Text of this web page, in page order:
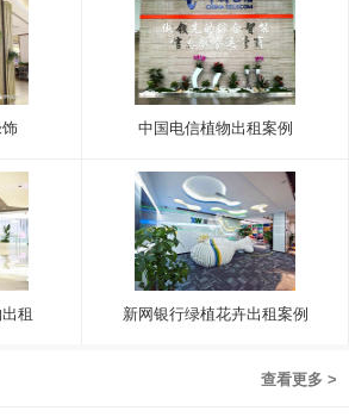
中国电信植物出租案例
租 新网银行绿植花卉出租案例
查看更多 >